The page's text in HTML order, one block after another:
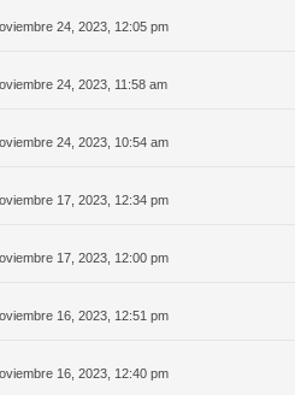
24, 2023, 12:05 pm
24, 2023, 11:58 am
24, 2023, 10:54 am
17, 2023, 12:34 pm
17, 2023, 12:00 pm
16, 2023, 12:51 pm
16, 2023, 12:40 pm